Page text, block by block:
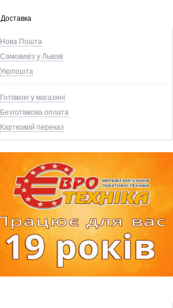
Доставка
Нова Пошта
Самовивіз у Львові
Укрпошта
Готівкою у магазині
Безготівкова оплата
Картковий переказ